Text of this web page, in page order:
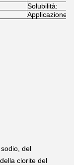
Solubilità:
Applicazione:
del
clorite del